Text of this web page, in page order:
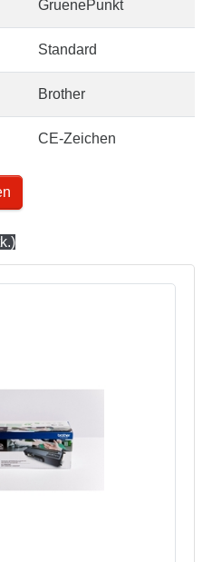
GruenePunkt
Standard
Brother
CE-Zeichen